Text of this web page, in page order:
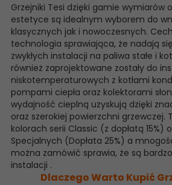
Grzejniki Tesi dzięki gamie wymiarów
estetyce są idealnym wyborem do
klasycznych jak i nowoczesnych.
technologia sprawiająca, że nadają
zwykłych instalacji na paliwa stałe i
również zaprojektowane zostały do
niskotemperaturowych z kotłami
pompami ciepła oraz kolektorami
wydajność cieplną uzyskują dzięki
oraz szerokiej powierzchni grzewczej.
kolorach serii Classic (z dopłatą 15%)
Specjalnych (Dopłata 25%) a
można zamówić sprawia, że są
instalacji .
Dlaczego Warto Kupić